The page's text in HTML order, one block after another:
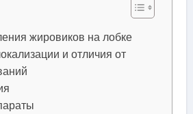
жировиков на лобке
и отличия от